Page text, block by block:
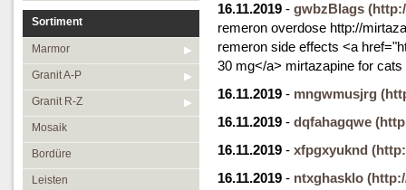
Sortiment
Marmor
Granit A-P
Granit R-Z
Mosaik
Bordüre
Leisten
16.11.2019 - gwbzBlags
remeron overdose http://
remeron side effects <a
30 mg</a> mirtazapine for cats
16.11.2019 - mngwmusjrg
16.11.2019 - dqfahagqwe
16.11.2019 - xfpgxyuknd
16.11.2019 - ntxghasklo